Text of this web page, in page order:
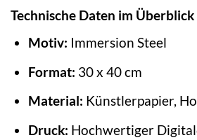
Technische Daten im Überblick
Motiv: Immersion Steel
Format: 30 x 40 cm
Material: Künstlerpapier,
Druck: Hochwertiger